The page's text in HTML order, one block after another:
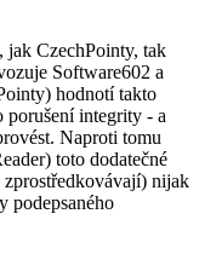
jak CzechPointy, tak
Software602 a
hodnotí takto
porušení integrity - a
Naproti tomu
toto dodatečné
nijak
podepsaného